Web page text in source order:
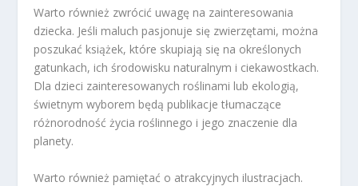
Warto również zwrócić uwagę na zainteresowania
dziecka. Jeśli maluch pasjonuje się zwierzętami, można
poszukać książek, które skupiają się na określonych
gatunkach, ich środowisku naturalnym i ciekawostkach.
Dla dzieci zainteresowanych roślinami lub ekologią,
świetnym wyborem będą publikacje tłumaczące
różnorodność życia roślinnego i jego znaczenie dla
planety.
Warto również pamiętać o atrakcyjnych ilustracjach.